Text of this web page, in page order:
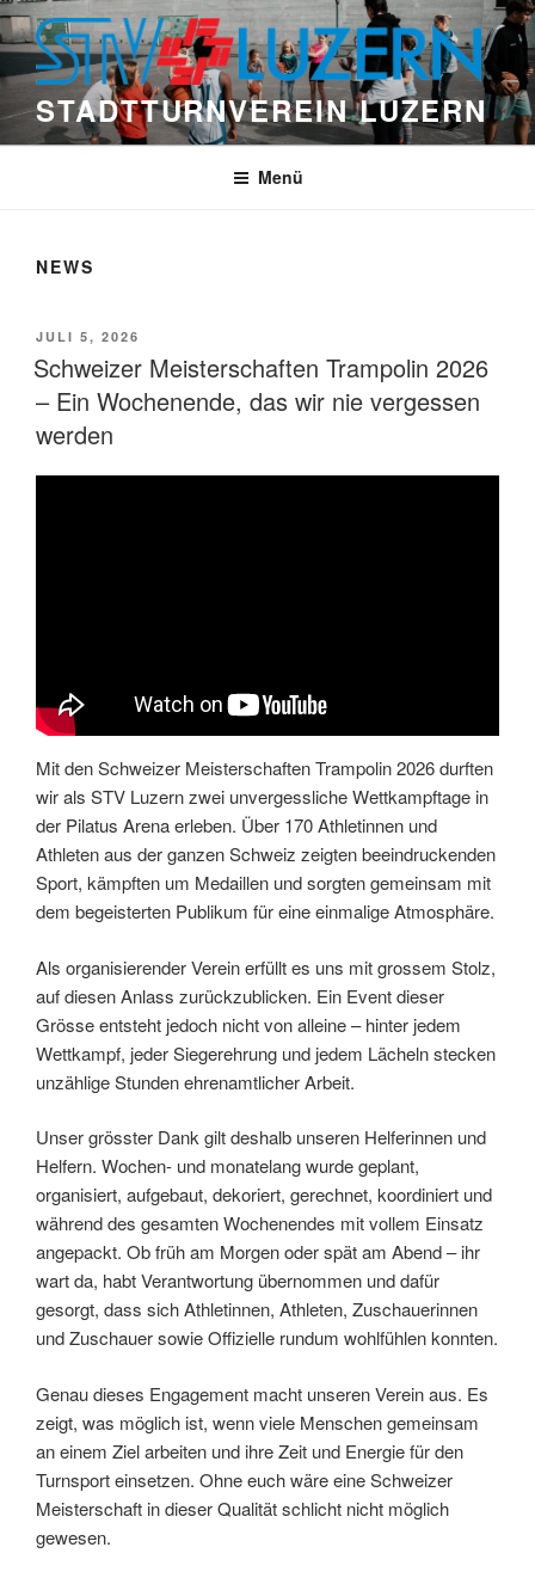
Zum
Inhalt
springen
STADTTURNVEREIN LUZERN
Menü
NEWS
VERÖFFENTLICHT
AM
JULI 5, 2026
Schweizer Meisterschaften Trampolin 2026
– Ein Wochenende, das wir nie vergessen
werden
Mit den Schweizer Meisterschaften Trampolin 2026 durften
wir als STV Luzern zwei unvergessliche Wettkampftage in
der Pilatus Arena erleben. Über 170 Athletinnen und
Athleten aus der ganzen Schweiz zeigten beeindruckenden
Sport, kämpften um Medaillen und sorgten gemeinsam mit
dem begeisterten Publikum für eine einmalige Atmosphäre.
Als organisierender Verein erfüllt es uns mit grossem Stolz,
auf diesen Anlass zurückzublicken. Ein Event dieser
Grösse entsteht jedoch nicht von alleine – hinter jedem
Wettkampf, jeder Siegerehrung und jedem Lächeln stecken
unzählige Stunden ehrenamtlicher Arbeit.
Unser grösster Dank gilt deshalb unseren Helferinnen und
Helfern. Wochen- und monatelang wurde geplant,
organisiert, aufgebaut, dekoriert, gerechnet, koordiniert und
während des gesamten Wochenendes mit vollem Einsatz
angepackt. Ob früh am Morgen oder spät am Abend – ihr
wart da, habt Verantwortung übernommen und dafür
gesorgt, dass sich Athletinnen, Athleten, Zuschauerinnen
und Zuschauer sowie Offizielle rundum wohlfühlen konnten.
Genau dieses Engagement macht unseren Verein aus. Es
zeigt, was möglich ist, wenn viele Menschen gemeinsam
an einem Ziel arbeiten und ihre Zeit und Energie für den
Turnsport einsetzen. Ohne euch wäre eine Schweizer
Meisterschaft in dieser Qualität schlicht nicht möglich
gewesen.